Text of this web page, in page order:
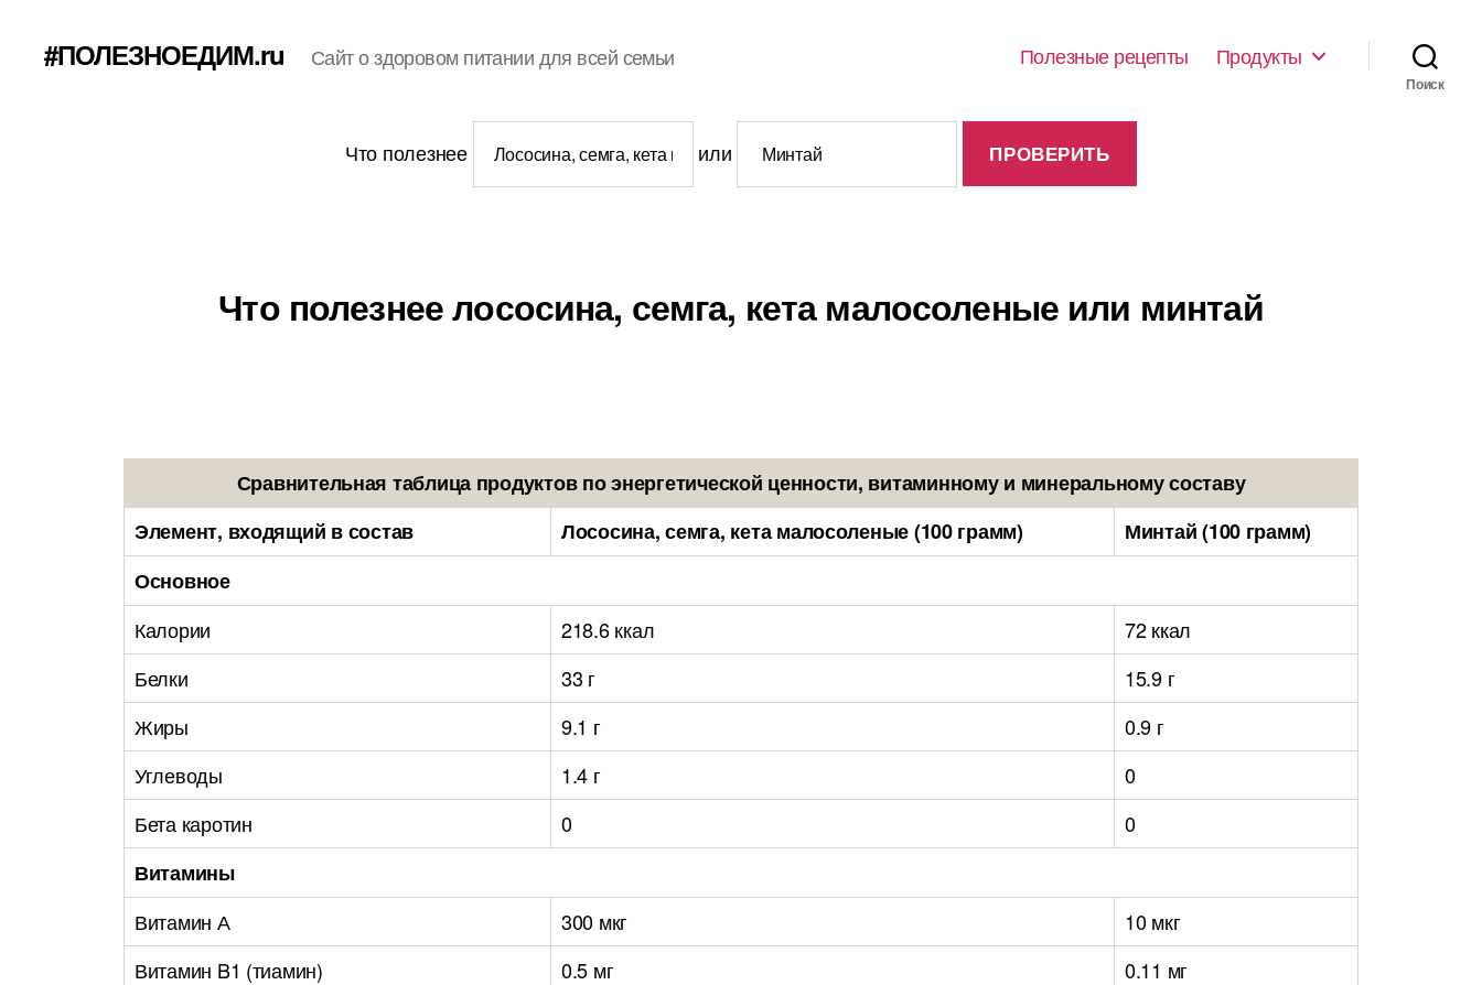
#ПОЛЕЗНОЕДИМ.ru Сайт о здоровом питании для всей семьи Полезные рецепты Продукты
Поиск
Что полезнее или
Что полезнее лососина, семга, кета малосоленые или минтай
Сравнительная таблица продуктов по энергетической ценности, витаминному и минеральному составу
Элемент, входящий в состав
Лососина, семга, кета малосоленые (100 грамм)
Минтай (100 грамм)
Основное
Калории
218.6 ккал
72 ккал
Белки
33 г
15.9 г
Жиры
9.1 г
0.9 г
Углеводы
1.4 г
0
Бета каротин
0
0
Витамины
Витамин А
300 мкг
10 мкг
Витамин B1 (тиамин)
0.5 мг
0.11 мг